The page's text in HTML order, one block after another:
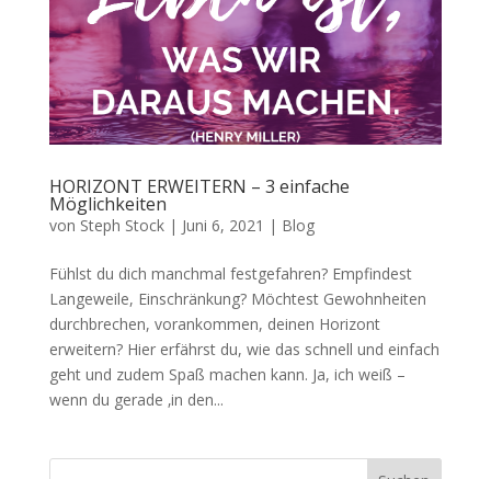
HORIZONT ERWEITERN – 3 einfache
Möglichkeiten
von Steph Stock| Juni 6, 2021 | Blog
Fühlst du dich manchmal festgefahren? Empfindest
Langeweile, Einschränkung? Möchtest Gewohnheiten
durchbrechen, vorankommen, deinen Horizont
erweitern? Hier erfährst du, wie das schnell und einfach
geht und zudem Spaß machen kann. Ja, ich weiß –
wenn du gerade ‚in den...